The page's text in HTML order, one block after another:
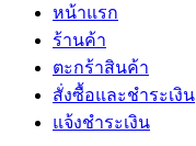
หน้าแรก
ร้านค้า
ตะกร้าสินค้า
สั่งซื้อและชำระเงิน
แจ้งชำระเงิน